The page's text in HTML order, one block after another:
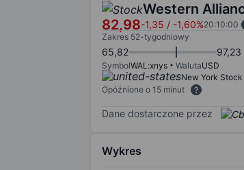
Western
82,98-1,35 / -1,60%20:10:00
Zakres 52-tygodniowy
65,82 97,23
SymbolWAL:xnys WalutaUSD
New York
Opóźnione o 15 minut
Dane dostarczone przez
Wykres